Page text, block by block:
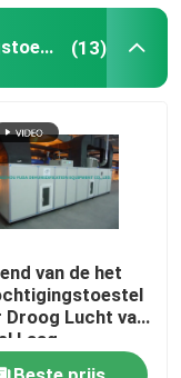
Laag Vochtigheidsontvochtigingstoestel (13)
van de het
Droog Lucht van
Laag
de